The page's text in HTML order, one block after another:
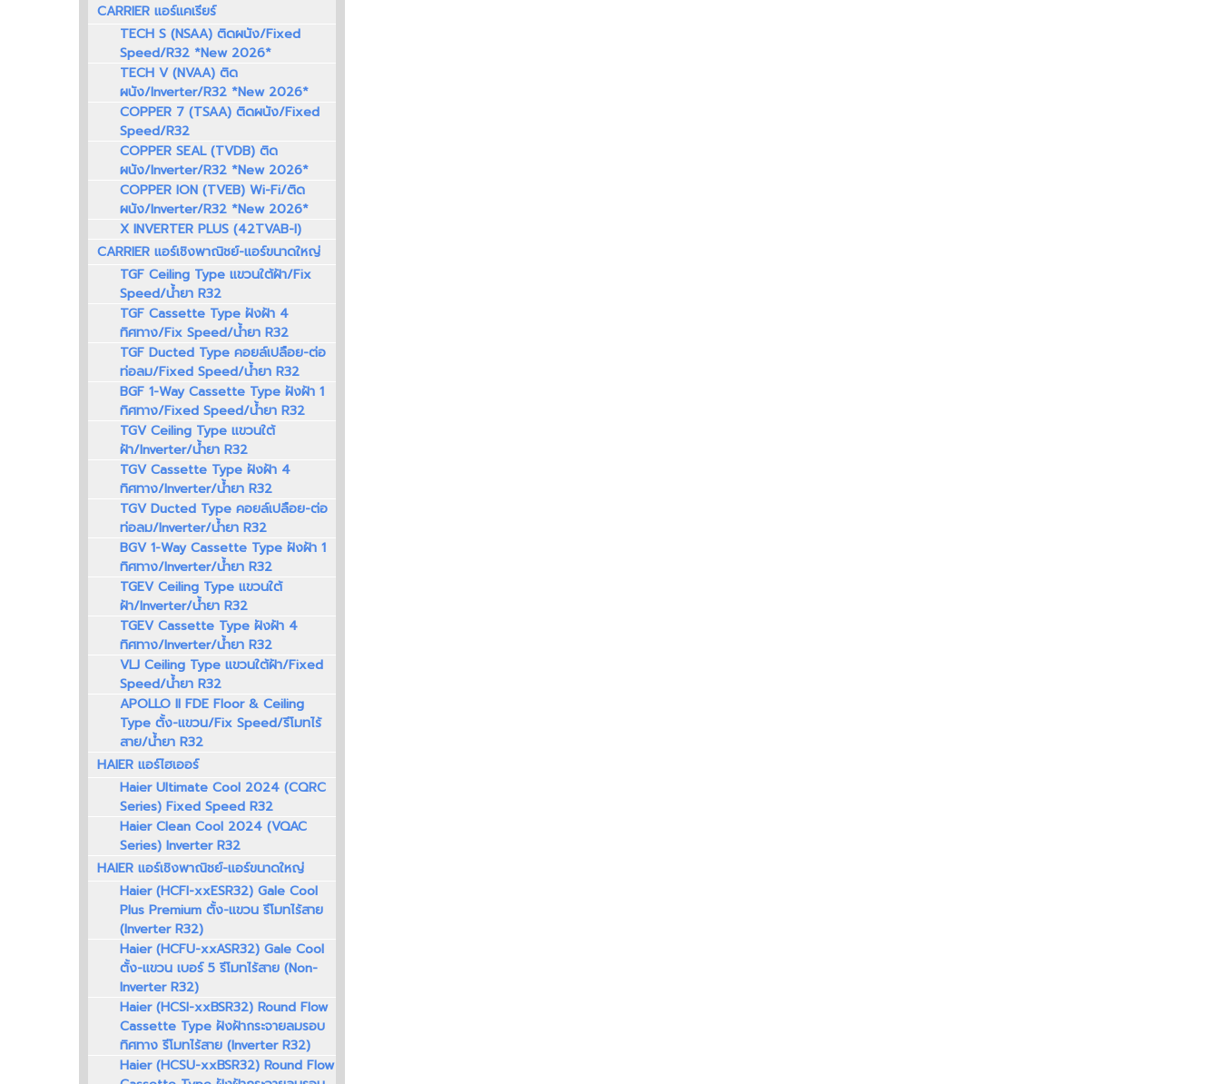
CARRIER แอร์แคเรียร์
TECH S (NSAA) ติดผนัง/Fixed
Speed/R32 *New 2026*
TECH V (NVAA) ติด
ผนัง/Inverter/R32 *New 2026*
COPPER 7 (TSAA) ติดผนัง/Fixed
Speed/R32
COPPER SEAL (TVDB) ติด
ผนัง/Inverter/R32 *New 2026*
COPPER ION (TVEB) Wi-Fi/ติด
ผนัง/Inverter/R32 *New 2026*
X INVERTER PLUS (42TVAB-I)
CARRIER แอร์เชิงพาณิชย์-แอร์ขนาดใหญ่
TGF Ceiling Type แขวนใต้ฝ้า/Fix
Speed/น้ำยา R32
TGF Cassette Type ฝังฝ้า 4
ทิศทาง/Fix Speed/น้ำยา R32
TGF Ducted Type คอยล์เปลือย-ต่อ
ท่อลม/Fixed Speed/น้ำยา R32
BGF 1-Way Cassette Type ฝังฝ้า 1
ทิศทาง/Fixed Speed/น้ำยา R32
TGV Ceiling Type แขวนใต้
ฝ้า/Inverter/น้ำยา R32
TGV Cassette Type ฝังฝ้า 4
ทิศทาง/Inverter/น้ำยา R32
TGV Ducted Type คอยล์เปลือย-ต่อ
ท่อลม/Inverter/น้ำยา R32
BGV 1-Way Cassette Type ฝังฝ้า 1
ทิศทาง/Inverter/น้ำยา R32
TGEV Ceiling Type แขวนใต้
ฝ้า/Inverter/น้ำยา R32
TGEV Cassette Type ฝังฝ้า 4
ทิศทาง/Inverter/น้ำยา R32
VLJ Ceiling Type แขวนใต้ฝ้า/Fixed
Speed/น้ำยา R32
APOLLO II FDE Floor & Ceiling
Type ตั้ง-แขวน/Fix Speed/รีโมทไร้
สาย/น้ำยา R32
HAIER แอร์ไฮเออร์
Haier Ultimate Cool 2024 (CQRC
Series) Fixed Speed R32
Haier Clean Cool 2024 (VQAC
Series) Inverter R32
HAIER แอร์เชิงพาณิชย์-แอร์ขนาดใหญ่
Haier (HCFI-xxESR32) Gale Cool
Plus Premium ตั้ง-แขวน รีโมทไร้สาย
(Inverter R32)
Haier (HCFU-xxASR32) Gale Cool
ตั้ง-แขวน เบอร์ 5 รีโมทไร้สาย (Non-
Inverter R32)
Haier (HCSI-xxBSR32) Round Flow
Cassette Type ฝังฝ้ากระจายลมรอบ
ทิศทาง รีโมทไร้สาย (Inverter R32)
Haier (HCSU-xxBSR32) Round Flow